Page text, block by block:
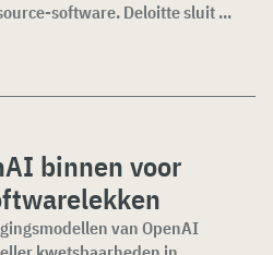
software. Deloitte sluit ...
binnen voor
van OpenAI